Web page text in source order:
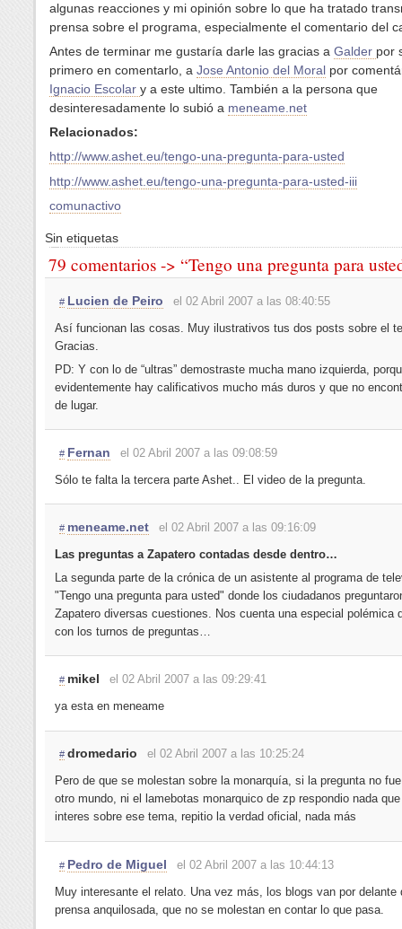
algunas reacciones y mi opinión sobre lo que ha tratado
prensa sobre el programa, especialmente el comentario del
Antes de terminar me gustaría darle las gracias a Galder por
primero en comentarlo, a Jose Antonio del Moral por
Ignacio Escolar y a este ultimo. También a la persona que
desinteresadamente lo subió a meneame.net
Relacionados:
http://www.ashet.eu/tengo-una-pregunta-para-usted
http://www.ashet.eu/tengo-una-pregunta-para-usted-iii
comunactivo
Sin etiquetas
79 comentarios -> “Tengo una pregunta para
# Lucien de Peiro
el 02 Abril 2007 a las 08:40:55
Así funcionan las cosas. Muy ilustrativos tus dos posts sobre el
Gracias.
PD: Y con lo de “ultras” demostraste mucha mano izquierda,
evidentemente hay calificativos mucho más duros y que no
de lugar.
# Fernan
el 02 Abril 2007 a las 09:08:59
Sólo te falta la tercera parte Ashet.. El video de la pregunta.
# meneame.net
el 02 Abril 2007 a las 09:16:09
Las preguntas a Zapatero contadas desde dentro…
La segunda parte de la crónica de un asistente al programa de
"Tengo una pregunta para usted" donde los ciudadanos
Zapatero diversas cuestiones. Nos cuenta una especial polémica
con los turnos de preguntas…
# mikel
el 02 Abril 2007 a las 09:29:41
ya esta en meneame
# dromedario
el 02 Abril 2007 a las 10:25:24
Pero de que se molestan sobre la monarquía, si la pregunta no
otro mundo, ni el lamebotas monarquico de zp respondio nada
interes sobre ese tema, repitio la verdad oficial, nada más
# Pedro de Miguel
el 02 Abril 2007 a las 10:44:13
Muy interesante el relato. Una vez más, los blogs van por delante
prensa anquilosada, que no se molestan en contar lo que pasa.